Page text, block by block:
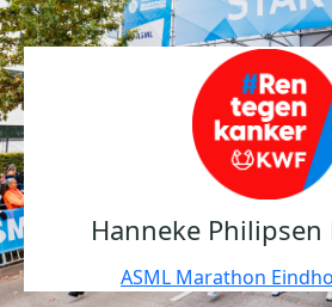
Hanneke Philipsen
ASML Marathon